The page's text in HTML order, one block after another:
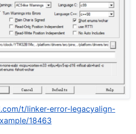
t/linker-error-legacyalign-
18463